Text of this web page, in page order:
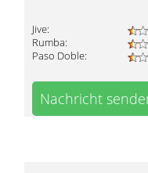
Jive:
Rumba:
Paso Doble:
Nachricht